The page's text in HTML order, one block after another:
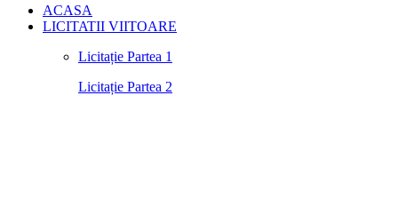
ACASA
LICITATII VIITOARE
Licitație Partea 1
Licitație Partea 2